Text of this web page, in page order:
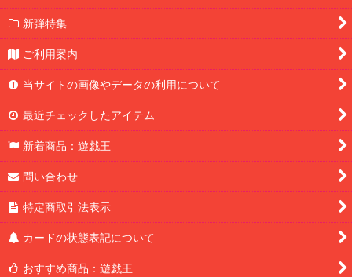
新弾特集
ご利用案内
当サイトの画像やデータの利用について
最近チェックしたアイテム
新着商品：遊戯王
問い合わせ
特定商取引法表示
カードの状態表記について
おすすめ商品：遊戯王